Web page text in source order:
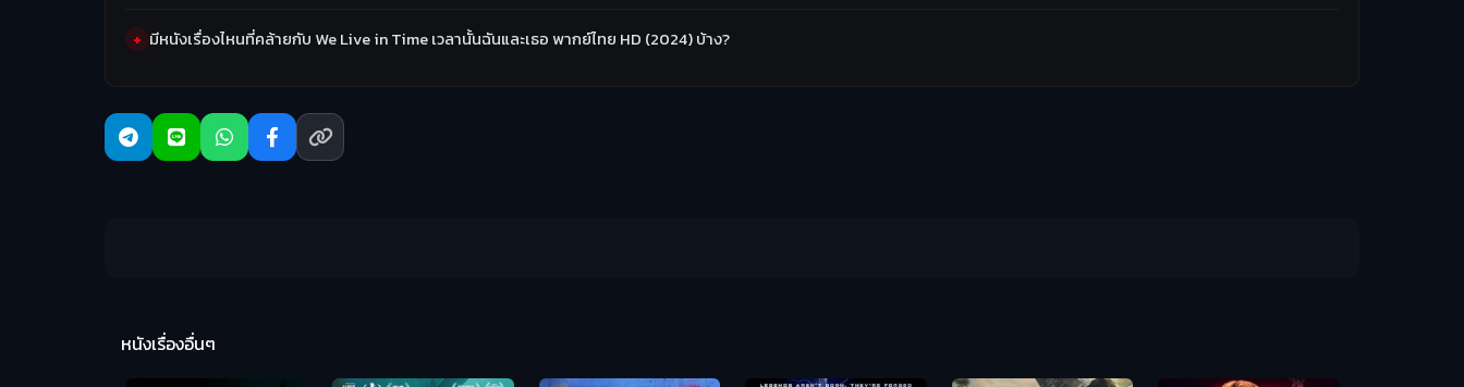
มีหนังเรื่องไหนที่คล้ายกับ We Live in Time เวลานั้นฉันและเธอ พากย์ไทย HD (2024) บ้าง?
หนังเรื่องอื่นๆ